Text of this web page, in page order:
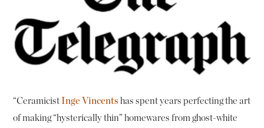
“Ceramicist Inge Vincents has spent years perfecting the art
of making “hysterically thin” homewares from ghost-white